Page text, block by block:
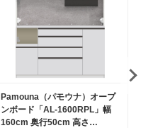
Pamouna（パモウナ）オープ
ンボード「AL-1600RPL」幅
160cm 奥行50cm 高さ